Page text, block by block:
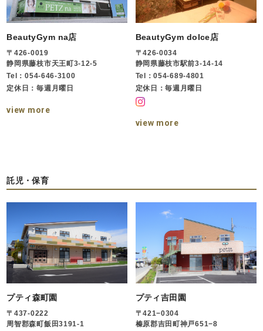
BeautyGym na店
〒426-0019
静岡県藤枝市天王町3-12-5
Tel：054-646-3100
定休日：毎週月曜日
view more
BeautyGym dolce店
〒426-0034
静岡県藤枝市駅前3-14-14
Tel：054-689-4801
定休日：毎週月曜日
view more
託児・保育
プティ森町園
〒437-0222
周智郡森町飯田3191-1
プティ吉田園
〒421−0304
榛原郡吉田町神戸651−8